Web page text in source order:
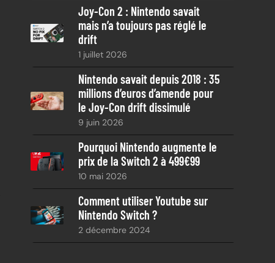
Joy-Con 2 : Nintendo savait
mais n’a toujours pas réglé le
drift
1 juillet 2026
Nintendo savait depuis 2018 : 35
millions d’euros d’amende pour
le Joy-Con drift dissimulé
9 juin 2026
Pourquoi Nintendo augmente le
prix de la Switch 2 à 499€99
10 mai 2026
Comment utiliser Youtube sur
Nintendo Switch ?
2 décembre 2024